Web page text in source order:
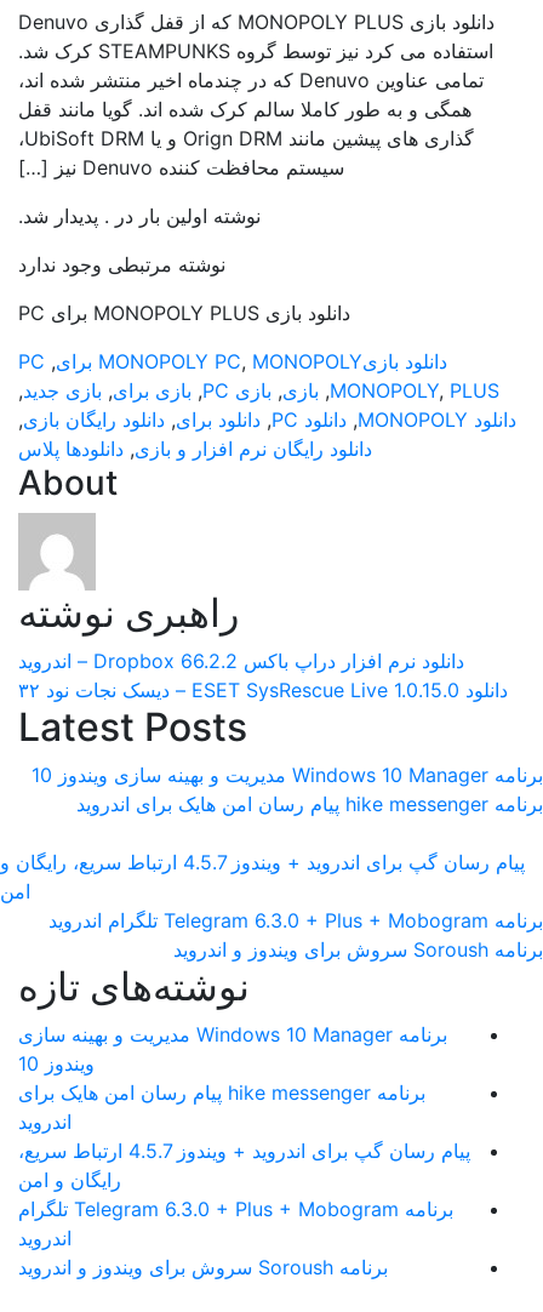
دانلود بازی MONOPOLY PLUS که از قفل گذاری Denuvo
استفاده می کرد نیز توسط گروه STEAMPUNKS کرک شد.
تمامی عناوین Denuvo که در چندماه اخیر منتشر شده اند،
همگی و به طور کاملا سالم کرک شده اند. گویا مانند قفل
گذاری های پیشین مانند Orign DRM و یا UbiSoft DRM،
سیستم محافظت کننده Denuvo نیز […]
نوشته اولین بار در . پدیدار شد.
نوشته مرتبطی وجود ندارد
دانلود بازی MONOPOLY PLUS برای PC
دانلود بازی
MONOPOLY PC, MONOPOLY برای ,
PC
MONOPOLY, PLUS
, بازی, بازی PC , بازی برای, بازی جدید,
دانلود MONOPOLY
, دانلود PC , دانلود برای, دانلود رایگان بازی,
دانلود رایگان نرم افزار و بازی, دانلودها پلاس
About
راهبری نوشته
دانلود نرم افزار دراپ باکس Dropbox 66.2.2 – اندروید
دانلود ESET SysRescue Live 1.0.15.0 – دیسک نجات نود ۳۲
Latest Posts
برنامه Windows 10 Manager مدیریت و بهینه سازی ویندوز 10
برنامه hike messenger پیام‌ رسان‌ امن هایک برای اندروید
پیام رسان گپ برای اندروید + ویندوز 4.5.7 ارتباط سریع، رایگان و
امن
برنامه Telegram 6.3.0 + Plus + Mobogram تلگرام اندروید
برنامه Soroush سروش برای ویندوز و اندروید
نوشته‌های تازه
برنامه Windows 10 Manager مدیریت و بهینه سازی
ویندوز 10
برنامه hike messenger پیام‌ رسان‌ امن هایک برای
اندروید
پیام رسان گپ برای اندروید + ویندوز 4.5.7 ارتباط سریع،
رایگان و امن
برنامه Telegram 6.3.0 + Plus + Mobogram تلگرام
اندروید
برنامه Soroush سروش برای ویندوز و اندروید